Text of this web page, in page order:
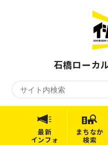
石橋ローカ
最新
インフォ
まちなか
検索